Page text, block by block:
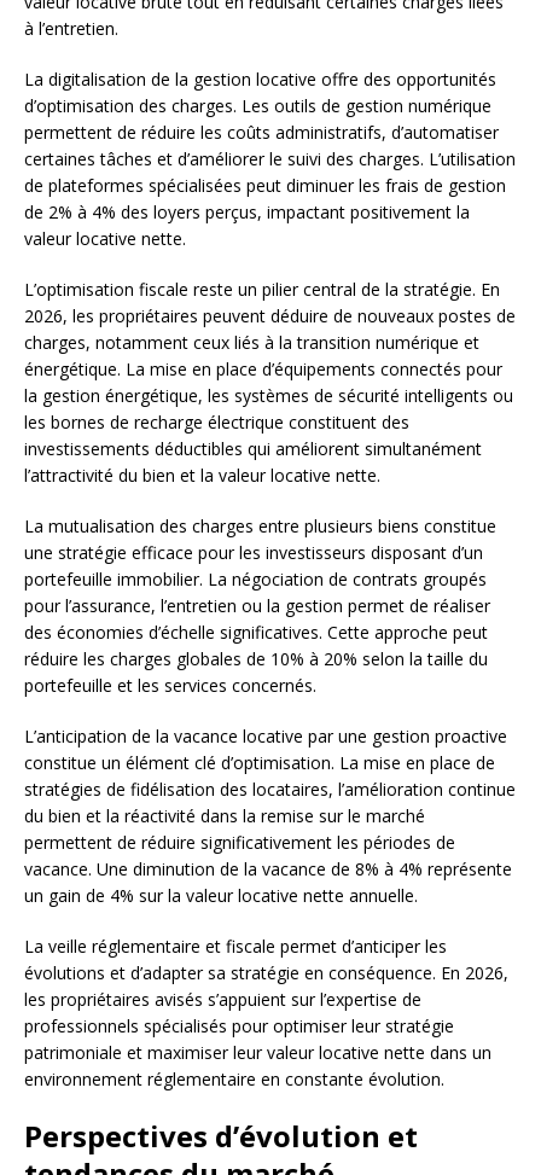
à l’entretien.
La digitalisation de la gestion locative offre des opportunités
d’optimisation des charges. Les outils de gestion numérique
permettent de réduire les coûts administratifs, d’automatiser
certaines tâches et d’améliorer le suivi des charges. L’utilisation
de plateformes spécialisées peut diminuer les frais de gestion
de 2% à 4% des loyers perçus, impactant positivement la
valeur locative nette.
L’optimisation fiscale reste un pilier central de la stratégie. En
2026, les propriétaires peuvent déduire de nouveaux postes de
charges, notamment ceux liés à la transition numérique et
énergétique. La mise en place d’équipements connectés pour
la gestion énergétique, les systèmes de sécurité intelligents ou
les bornes de recharge électrique constituent des
investissements déductibles qui améliorent simultanément
l’attractivité du bien et la valeur locative nette.
La mutualisation des charges entre plusieurs biens constitue
une stratégie efficace pour les investisseurs disposant d’un
portefeuille immobilier. La négociation de contrats groupés
pour l’assurance, l’entretien ou la gestion permet de réaliser
des économies d’échelle significatives. Cette approche peut
réduire les charges globales de 10% à 20% selon la taille du
portefeuille et les services concernés.
L’anticipation de la vacance locative par une gestion proactive
constitue un élément clé d’optimisation. La mise en place de
stratégies de fidélisation des locataires, l’amélioration continue
du bien et la réactivité dans la remise sur le marché
permettent de réduire significativement les périodes de
vacance. Une diminution de la vacance de 8% à 4% représente
un gain de 4% sur la valeur locative nette annuelle.
La veille réglementaire et fiscale permet d’anticiper les
évolutions et d’adapter sa stratégie en conséquence. En 2026,
les propriétaires avisés s’appuient sur l’expertise de
professionnels spécialisés pour optimiser leur stratégie
patrimoniale et maximiser leur valeur locative nette dans un
environnement réglementaire en constante évolution.
Perspectives d’évolution et